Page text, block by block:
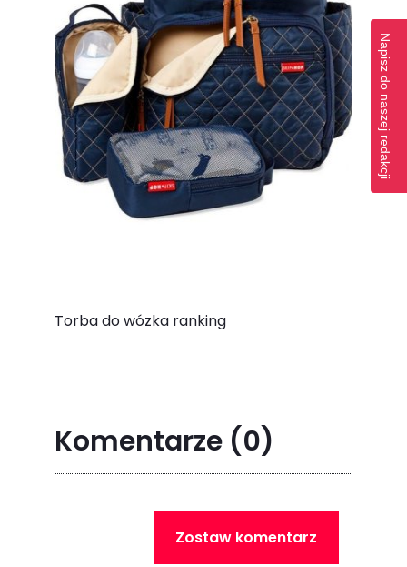
Torba do wózka ranking
Komentarze (0)
Zostaw komentarz
Napisz do naszej redakcji